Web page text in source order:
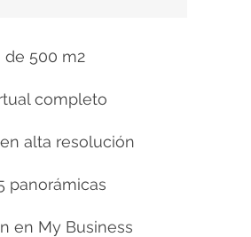
de 500 m2
completo
alta resolución
panorámicas
en My Business